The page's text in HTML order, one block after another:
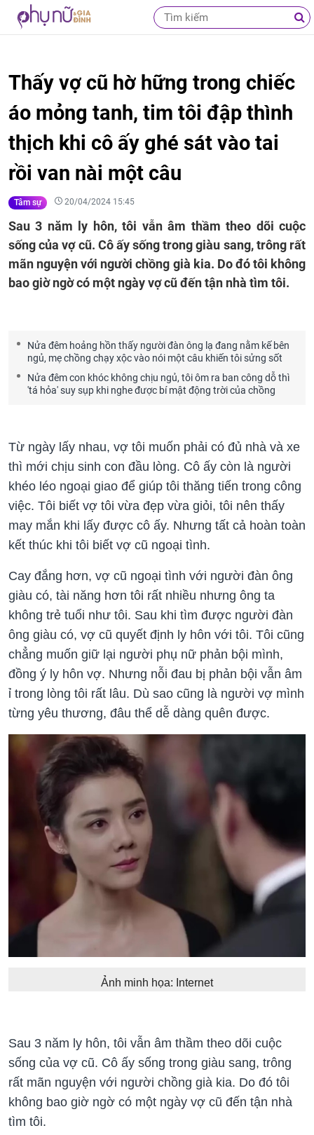
Thấy vợ cũ hờ hững trong chiếc
áo mỏng tanh, tim tôi đập thình
thịch khi cô ấy ghé sát vào tai
rồi van nài một câu
Tâm sự 20/04/2024 15:45
Sau 3 năm ly hôn, tôi vẫn âm thầm theo dõi cuộc
sống của vợ cũ. Cô ấy sống trong giàu sang, trông rất
mãn nguyện với người chồng già kia. Do đó tôi không
bao giờ ngờ có một ngày vợ cũ đến tận nhà tìm tôi.
Nửa đêm hoảng hồn thấy người đàn ông lạ đang nằm kế bên
ngủ, mẹ chồng chạy xộc vào nói một câu khiến tôi sửng sốt
Nửa đêm con khóc không chịu ngủ, tôi ôm ra ban công dỗ thì
'tá hỏa' suy sụp khi nghe được bí mật động trời của chồng
Từ ngày lấy nhau, vợ tôi muốn phải có đủ nhà và xe
thì mới chịu sinh con đầu lòng. Cô ấy còn là người
khéo léo ngoại giao để giúp tôi thăng tiến trong công
việc. Tôi biết vợ tôi vừa đẹp vừa giỏi, tôi nên thấy
may mắn khi lấy được cô ấy. Nhưng tất cả hoàn toàn
kết thúc khi tôi biết vợ cũ ngoại tình.
Cay đắng hơn, vợ cũ ngoại tình với người đàn ông
giàu có, tài năng hơn tôi rất nhiều nhưng ông ta
không trẻ tuổi như tôi. Sau khi tìm được người đàn
ông giàu có, vợ cũ quyết định ly hôn với tôi. Tôi cũng
chẳng muốn giữ lại người phụ nữ phản bội mình,
đồng ý ly hôn vợ. Nhưng nỗi đau bị phản bội vẫn âm
ỉ trong lòng tôi rất lâu. Dù sao cũng là người vợ mình
từng yêu thương, đâu thể dễ dàng quên được.
Ảnh minh họa: Internet
Sau 3 năm ly hôn, tôi vẫn âm thầm theo dõi cuộc
sống của vợ cũ. Cô ấy sống trong giàu sang, trông
rất mãn nguyện với người chồng già kia. Do đó tôi
không bao giờ ngờ có một ngày vợ cũ đến tận nhà
tìm tôi.